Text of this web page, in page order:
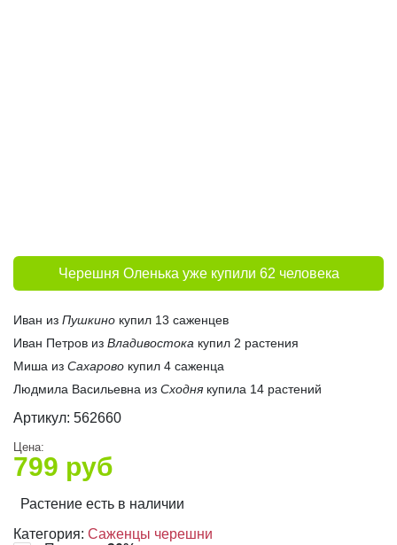
Черешня Оленька уже купили 62 человека
Иван из Пушкино купил 13 саженцев
Иван Петров из Владивостока купил 2 растения
Миша из Сахарово купил 4 саженца
Людмила Васильевна из Сходня купила 14 растений
Артикул: 562660
Цена:
799 руб
Растение есть в наличии
Категория: Саженцы черешни